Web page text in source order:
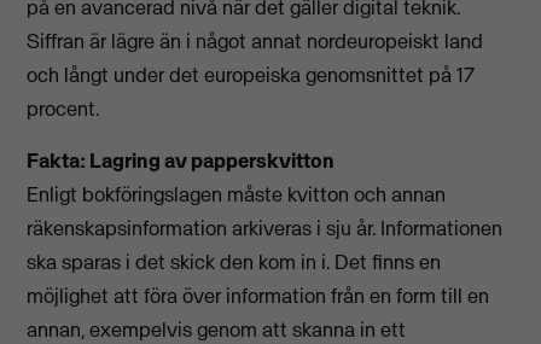
på en avancerad nivå när det gäller digital teknik.
Siffran är lägre än i något annat nordeuropeiskt land
och långt under det europeiska genomsnittet på 17
procent.
Fakta: Lagring av papperskvitton
Enligt bokföringslagen måste kvitton och annan
räkenskapsinformation arkiveras i sju år. Informationen
ska sparas i det skick den kom in i. Det finns en
möjlighet att föra över information från en form till en
annan, exempelvis genom att skanna in ett